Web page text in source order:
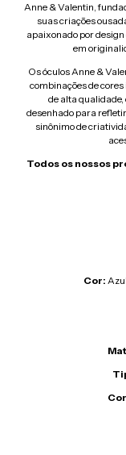
Anne & Valentin,
suas criações
apaixonado por
em
Os óculos Anne &
combinações de
de alta qualidade,
desenhado para
sinônimo de
Todos os nossos
Cor: